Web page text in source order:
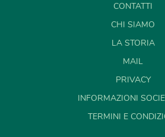
CONTATTI
CHI SIAMO
LA STORIA
MAIL
PRIVACY
INFORMAZIONI
TERMINI E